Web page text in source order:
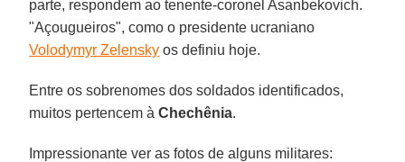
parte, respondem ao tenente-coronel Asanbekovich.
"Açougueiros", como o presidente ucraniano
Volodymyr Zelensky os definiu hoje.
Entre os sobrenomes dos soldados identificados,
muitos pertencem àChechênia.
Impressionante ver as fotos de alguns militares: